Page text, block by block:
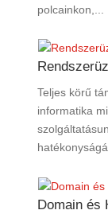
polcainkon,...
Teljes körű
informatika
Domain és